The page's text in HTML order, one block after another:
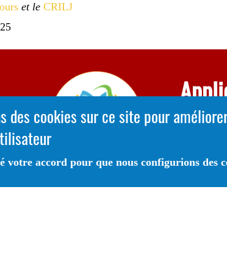
et le CRILJ
Votre
des cookies sur ce site pour
votre accord pour que nous configurions des